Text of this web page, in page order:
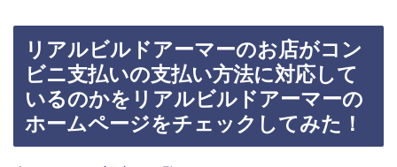
リアルビルドアーマーのお店がコン
ビニ支払いの支払い方法に対応して
いるのかをリアルビルドアーマーの
ホームページをチェックしてみた！